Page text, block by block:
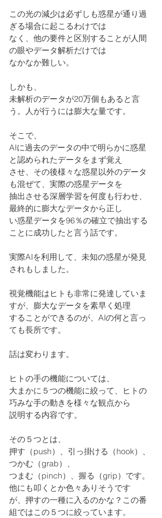
この光の減少は必ずしも惑星が通り過
ぎる場合に起こるわけでは
なく、他の要件と区別することが人間
の眼やデータ解析だけでは
なかなか難しい。
しかも、
未解析のデータが20万個もあると言
う。人が行うには膨大な量です。
そこで、
AIに過去のデータの中で明らかに惑星
と認められたデータをまず覚え
させ、その後様々な惑星以外のデータ
も混ぜて、実際の惑星データを
抽出させる深層学習を何度も行わせ、
最終的に膨大なデータから正し
い惑星データを96％の確立で抽出する
ことに成功したと言う話です。
実際AIを利用して、未知の惑星が発見
されもしました。
視覚機能はヒトも非常に発達していま
すが、膨大なデータを素早く処理
することができるのが、AIの何と言っ
ても長所です。
話は変わります。
ヒトの手の機能については、
大まかに５つの機能に絞って、ヒトの
巧みな手の動きを様々な観点から
説明する内容です。
その５つとは、
押す（push）、引っ掛ける（hook）、
つかむ（grab）、
つまむ（pinch）、握る（grip）です。
他にも叩くとか色々ありそうです
が、押すの一種に入るのかな？この番
組ではこの５つに絞っています。